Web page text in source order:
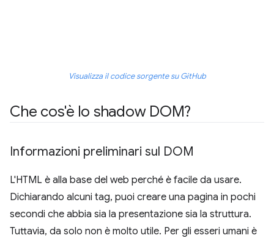
Visualizza il codice sorgente su GitHub
Che cos'è lo shadow DOM?
Informazioni preliminari sul DOM
L'HTML è alla base del web perché è facile da usare.
Dichiarando alcuni tag, puoi creare una pagina in pochi
secondi che abbia sia la presentazione sia la struttura.
Tuttavia, da solo non è molto utile. Per gli esseri umani è